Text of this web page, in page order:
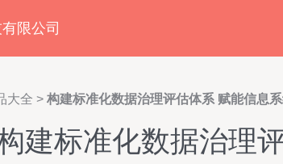
限公司
大全 > 构建标准化数据治理评估体系 赋能信息
建标准化数据治理